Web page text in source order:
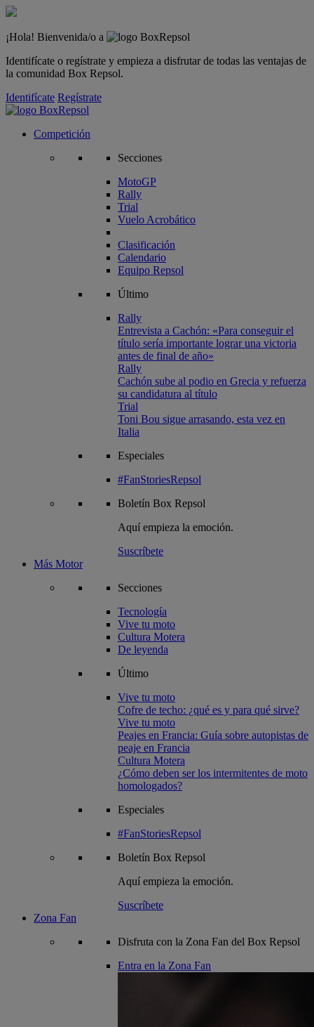
¡Hola! Bienvenida/o a
Identifícate o regístrate y empieza a disfrutar de todas las ventajas de
la comunidad Box Repsol.
Identifícate Regístrate
Competición
Secciones
MotoGP
Rally
Trial
Vuelo Acrobático
Clasificación
Calendario
Equipo Repsol
Último
Rally
Entrevista a Cachón: «Para conseguir el
título sería importante lograr una victoria
antes de final de año»
Rally
Cachón sube al podio en Grecia y refuerza
su candidatura al título
Trial
Toni Bou sigue arrasando, esta vez en
Italia
Especiales
#FanStoriesRepsol
Boletín Box Repsol
Aquí empieza la emoción.
Suscríbete
Más Motor
Secciones
Tecnología
Vive tu moto
Cultura Motera
De leyenda
Último
Vive tu moto
Cofre de techo: ¿qué es y para qué sirve?
Vive tu moto
Peajes en Francia: Guía sobre autopistas de
peaje en Francia
Cultura Motera
¿Cómo deben ser los intermitentes de moto
homologados?
Especiales
#FanStoriesRepsol
Boletín Box Repsol
Aquí empieza la emoción.
Suscríbete
Zona Fan
Disfruta con la Zona Fan del Box Repsol
Entra en la Zona Fan